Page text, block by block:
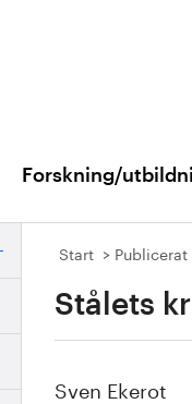
Forskning/
Start Publicerat
Stålets
Sven Ekerot